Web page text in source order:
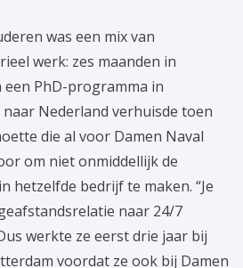
was een mix van
werk: zes maanden in
een PhD-programma in
Nederland verhuisde toen
die al voor Damen Naval
om niet onmiddellijk de
hetzelfde bedrijf te maken. “Je
naar 24/7
werkte ze eerst drie jaar bij
voordat ze ook bij Damen